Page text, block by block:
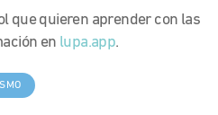
que quieren aprender con las
en lupa.app.